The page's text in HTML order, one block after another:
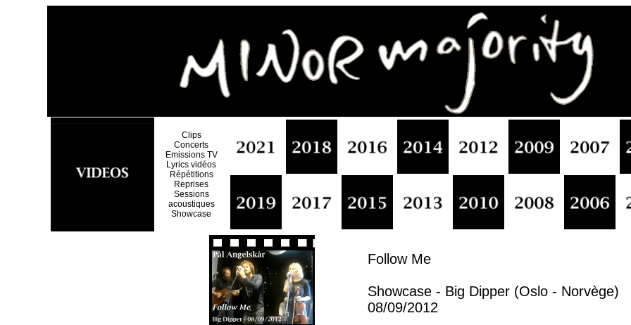
Clips
Concerts
Emissions TV
Lyrics vidéos
Répétitions
Reprises
Sessions
acoustiques
Showcase
Follow Me
Showcase - Big Dipper (Oslo - Norvège)
08/09/2012